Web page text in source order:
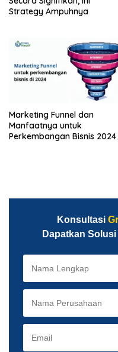
Strategy Ampuhnya
Marketing Funnel dan
Manfaatnya untuk
Perkembangan Bisnis 2024
Konsultasi
Dapatkan